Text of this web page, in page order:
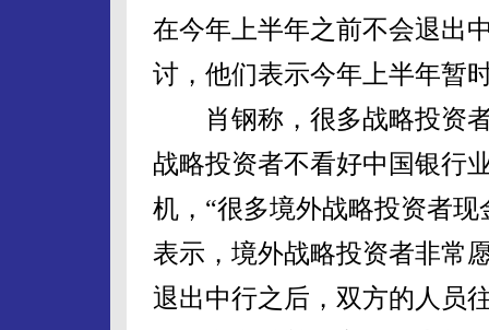
在今年上半年之前不会退出
讨，他们表示今年上半年暂
肖钢称，很多战略投资者
战略投资者不看好中国银行
机，“很多境外战略投资者
表示，境外战略投资者非常
退出中行之后，双方的人员